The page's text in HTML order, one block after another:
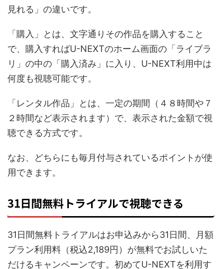
見れる」の違いです。
「購入」とは、文字通りその作品を購入すること
で、購入すればU-NEXTのホーム画面の「ライブラ
リ」の中の「購入済み」に入り、U-NEXT利用中は
何度も視聴可能です。
「レンタル作品」とは、一定の期間（４８時間や７
２時間など表示されます）で、表示された金額で視
聴できる方式です。
なお、どちらにも毎月付与されているポイントが使
用できます。
31日間無料トライアルで視聴できる
31日間無料トライアルはお申込みから31日間、月額
プラン利用料（税込2,189円）が無料でお試しいた
だけるキャンペーンです。初めてU-NEXTを利用す